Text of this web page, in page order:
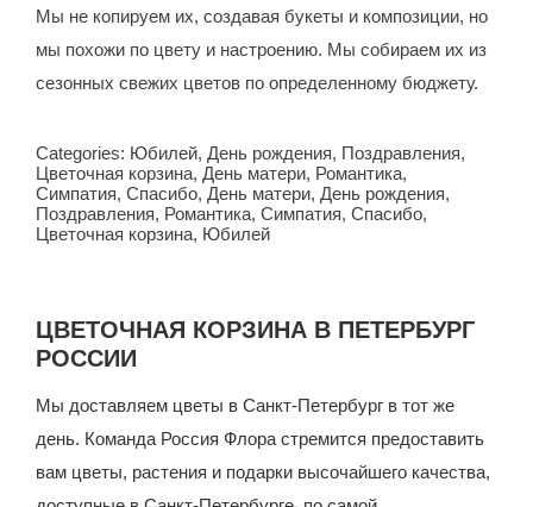
Мы не копируем их, создавая букеты и композиции, но
мы похожи по цвету и настроению. Мы собираем их из
сезонных свежих цветов по определенному бюджету.
Categories: Юбилей, День рождения, Поздравления,
Цветочная корзина, День матери, Романтика,
Симпатия, Спасибо, День матери, День рождения,
Поздравления, Романтика, Симпатия, Спасибо,
Цветочная корзина, Юбилей
ЦВЕТОЧНАЯ КОРЗИНА В ПЕТЕРБУРГ
РОССИИ
Мы доставляем цветы в Санкт-Петербург в тот же
день. Команда Россия Флора стремится предоставить
вам цветы, растения и подарки высочайшего качества,